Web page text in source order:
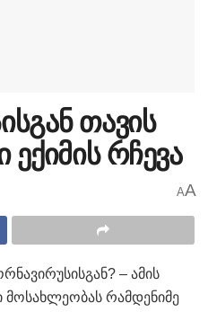
თავის
რჩევა
AA
– ამის
მოსახლეობას რამდენიმე